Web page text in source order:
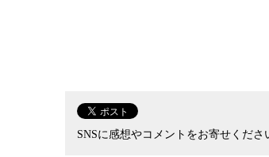
い資料が含まれていることから、
侵入してファイルを持ちだした後
過去には、過失によってWinny経
件とは一線を画すると高木氏は言う
理論的にはあり得たが、これまで
SNSに感想やコメントをお寄せくださ